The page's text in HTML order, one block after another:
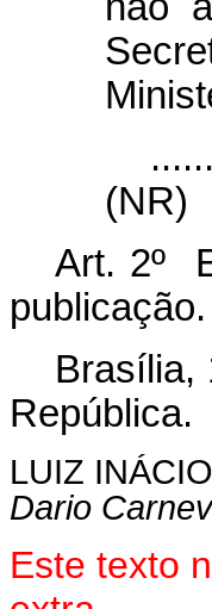
(NR)
Art. 2º
publicação.
Brasília,
República.
LUIZ
Dario
Este texto